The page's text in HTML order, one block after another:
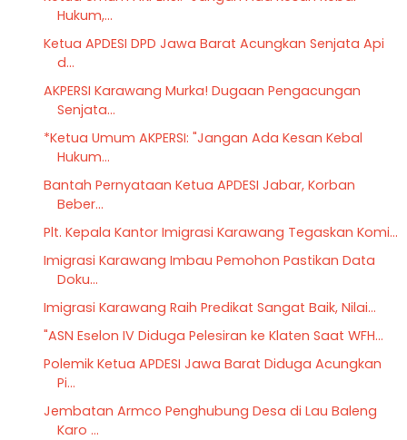
Hukum,...
Ketua APDESI DPD Jawa Barat Acungkan Senjata Api
d...
AKPERSI Karawang Murka! Dugaan Pengacungan
Senjata...
*Ketua Umum AKPERSI: "Jangan Ada Kesan Kebal
Hukum...
Bantah Pernyataan Ketua APDESI Jabar, Korban
Beber...
Plt. Kepala Kantor Imigrasi Karawang Tegaskan Komi...
Imigrasi Karawang Imbau Pemohon Pastikan Data
Doku...
Imigrasi Karawang Raih Predikat Sangat Baik, Nilai...
"ASN Eselon IV Diduga Pelesiran ke Klaten Saat WFH...
Polemik Ketua APDESI Jawa Barat Diduga Acungkan
Pi...
Jembatan Armco Penghubung Desa di Lau Baleng
Karo ...